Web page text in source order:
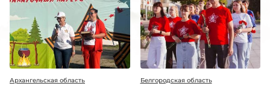
Архангельская область Белгородская область